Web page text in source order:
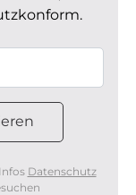
Datenschutz